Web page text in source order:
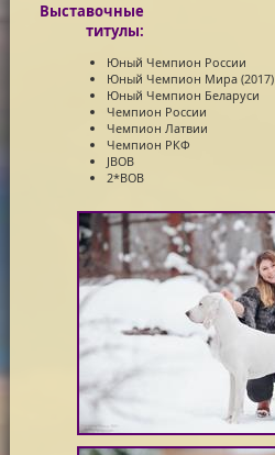
Выставочные
титулы:
Юный Чемпион России
Юный Чемпион Мира (2017)
Юный Чемпион Беларуси
Чемпион России
Чемпион Латвии
Чемпион РКФ
JBOB
2*BOB